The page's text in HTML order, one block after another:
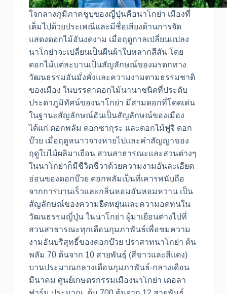
ใจกลางภูมิภาคชูบุของญี่ปุ่นคือนาโกย่า เมืองที่
เต็มไปด้วยประเพณีและมีชื่อเสียงด้านการจัด
แสดงดอกไม้อันงดงาม เมื่อฤดูกาลเปลี่ยนแปลง
นาโกย่าจะเปลี่ยนเป็นผืนผ้าใบหลากสีสัน โดย
ดอกไม้แต่ละบานเป็นสัญลักษณ์ของมรดกทาง
วัฒนธรรมอันมั่งคั่งและความงามตามธรรมชาติ
ของเมือง ในบรรดาดอกไม้นานาชนิดที่ประดับ
ประดาภูมิทัศน์ของนาโกย่า มีสามดอกที่โดดเด่น
ในฐานะสัญลักษณ์อันเป็นสัญลักษณ์ของเมือง
ได้แก่ ดอกพลัม ดอกซากุระ และดอกไม้ฟูจิ ดอก
บ๊วย เมื่อฤดูหนาวจางหายไปและคำสัญญาของ
ฤดูใบไม้ผลิมาเยือน สวนสาธารณะและสวนต่างๆ
ในนาโกย่าก็มีชีวิตชีวาด้วยความงามอันละเอียด
อ่อนของดอกบ๊วย ดอกพลัมเป็นที่เคารพนับถือ
จากการบานเร็วและกลิ่นหอมอันหอมหวาน เป็น
สัญลักษณ์ของความยืดหยุ่นและความอดทนใน
วัฒนธรรมญี่ปุ่น ในนาโกย่า ผู้มาเยือนต่างไปที่
สวนสาธารณะทุกเดือนกุมภาพันธ์เพื่อชมความ
งามอันบริสุทธิ์ของดอกบ๊วย ปราสาทนาโกย่า ต้น
พลัม 70 ต้นจาก 10 สายพันธุ์ (สีขาวและสีแดง)
บานประมาณกลางเดือนกุมภาพันธ์-กลางเดือน
มีนาคม ศูนย์เกษตรกรรมเมืองนาโกย่า เดอลา